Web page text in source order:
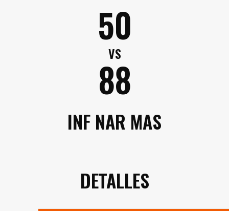
50
VS
88
INF NAR MAS
DETALLES